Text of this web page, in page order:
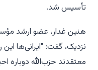
تأسیس شد.
هنین غدار، عضو ارشد
نزدیک، گفت: "ایرانی‌ها
معتقدند حزب‌الله دوباره